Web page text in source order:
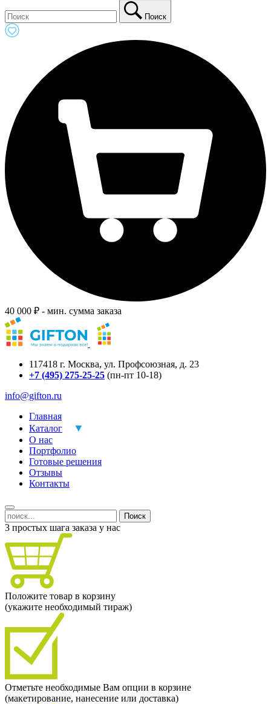
Поиск
40 000 ₽ - мин. сумма заказа
117418 г. Москва, ул. Профсоюзная, д. 23
+7 (495) 275-25-25 (пн-пт 10-18)
info@gifton.ru
Главная
Каталог
О нас
Портфолио
Готовые решения
Отзывы
Контакты
Поиск
3 простых шага заказа у нас
Положите товар в корзину
(укажите необходимый тираж)
Отметьте необходимые Вам опции в корзине
(макетирование, нанесение или доставка)